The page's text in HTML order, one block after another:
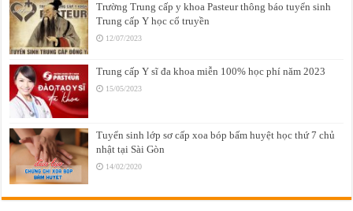
Trường Trung cấp y khoa Pasteur thông báo tuyển sinh
Trung cấp Y học cổ truyền
12/07/2023
Trung cấp Y sĩ đa khoa miễn 100% học phí năm 2023
15/05/2023
Tuyển sinh lớp sơ cấp xoa bóp bấm huyệt học thứ 7 chủ
nhật tại Sài Gòn
14/02/2020